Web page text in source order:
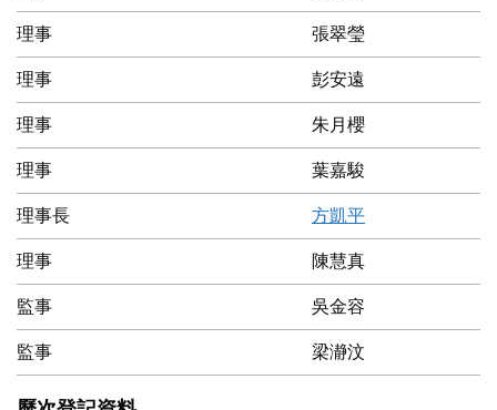
理事 張翠瑩
理事 彭安遠
理事 朱月櫻
理事 葉嘉駿
理事長 方凱平
理事 陳慧真
監事 吳金容
監事 梁瀞汶